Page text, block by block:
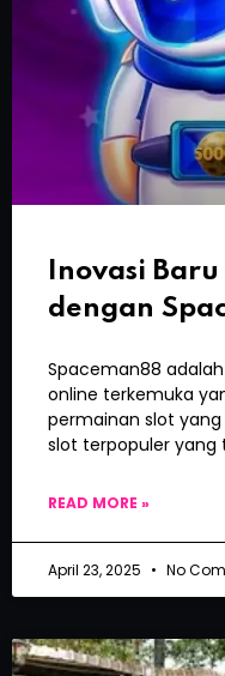
Inovasi
dengan
Spaceman88
online terkemuka
permainan slot
slot terpopuler yang
READ MORE »
April 23, 2025 No